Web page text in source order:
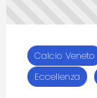
Calcio Veneto
Eccellenza